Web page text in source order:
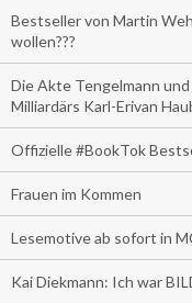
Bestseller von Martin
wollen???
Die Akte Tengelmann
Milliardärs Karl-Erivan
Offizielle #BookTok
Frauen im Kommen
Lesemotive ab sofort in
Kai Diekmann: Ich war